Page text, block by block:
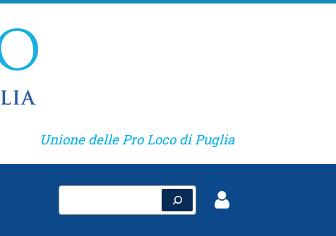
Unione delle Pro Loco di Puglia